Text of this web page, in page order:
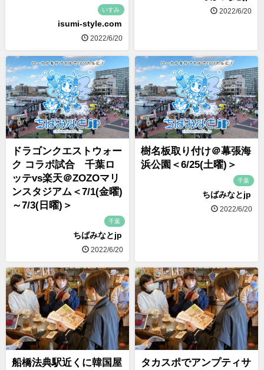
いすみ
isumi-style.com
2022/6/20
2022/6/20
ドラゴンクエストウォー
ク コラボ試合 千葉ロ
ッテvs楽天＠ZOZOマリ
ンスタジアム＜7/1(金曜)
～7/3(日曜)＞
千葉
ちばみなとjp
2022/6/20
樹名板取り付け＠幕張海
浜公園＜6/25(土曜)＞
千葉
ちばみなとjp
2022/6/20
船橋法典駅近くに韓国屋
タカスポでアンプティサ